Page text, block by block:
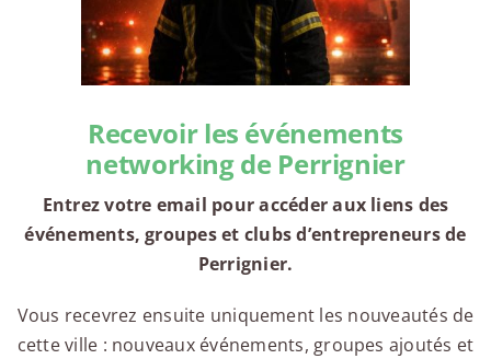
Recevoir les événements
networking de Perrignier
Entrez votre email pour accéder aux liens des
événements, groupes et clubs d’entrepreneurs de
Perrignier.
Vous recevrez ensuite uniquement les nouveautés de
cette ville : nouveaux événements, groupes ajoutés et